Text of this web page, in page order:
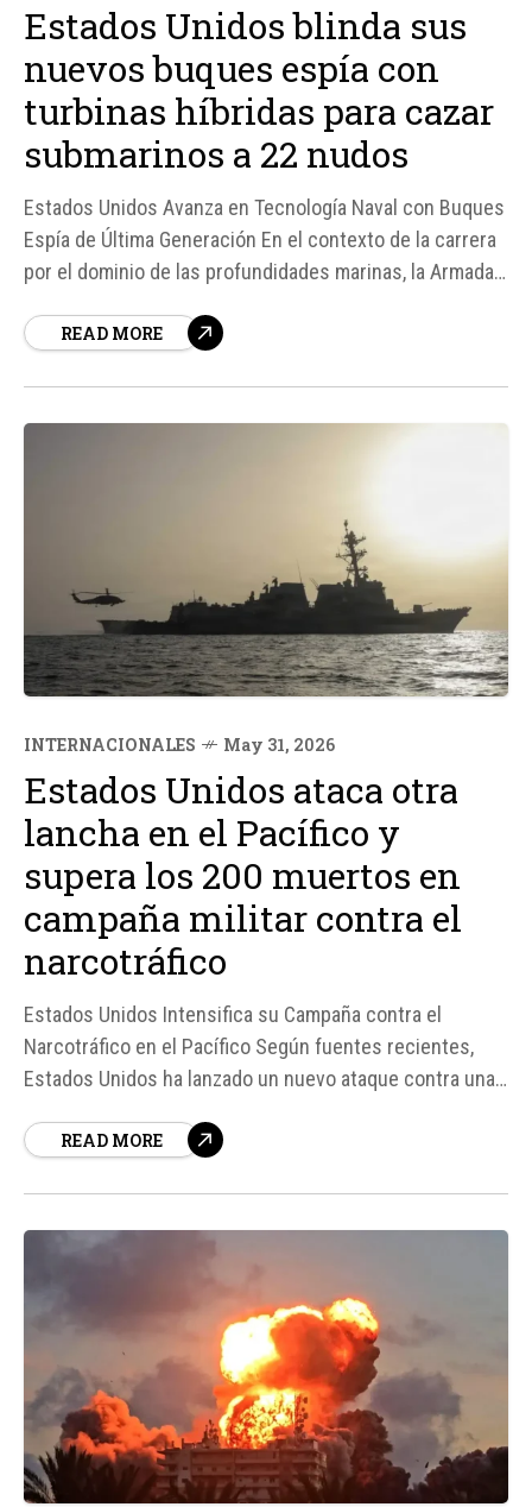
Estados Unidos blinda sus
nuevos buques espía con
turbinas híbridas para cazar
submarinos a 22 nudos
Estados Unidos Avanza en Tecnología Naval con Buques
Espía de Última Generación En el contexto de la carrera
por el dominio de las profundidades marinas, la Armada
hacia la modernización de su flota de vigilancia oceánica
READ MORE
INTERNACIONALES May 31, 2026
Estados Unidos ataca otra
lancha en el Pacífico y
supera los 200 muertos en
campaña militar contra el
narcotráfico
Estados Unidos Intensifica su Campaña contra el
Narcotráfico en el Pacífico Según fuentes recientes,
Estados Unidos ha lanzado un nuevo ataque contra una
sus tres tripulantes. Este incidente marca un hito
READ MORE